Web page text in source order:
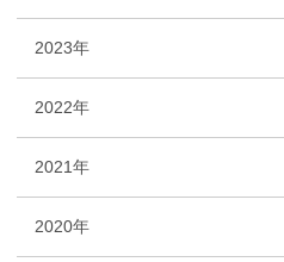
2023年
2022年
2021年
2020年